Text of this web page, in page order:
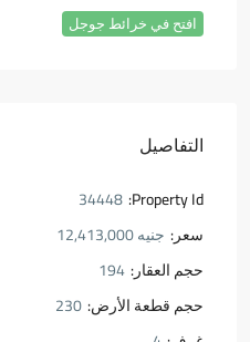
افتح في خرائط جوجل
التفاصيل
Property Id:
34448
سعر: جنيه 12,413,000
حجم العقار: 194
حجم قطعة الأرض: 230